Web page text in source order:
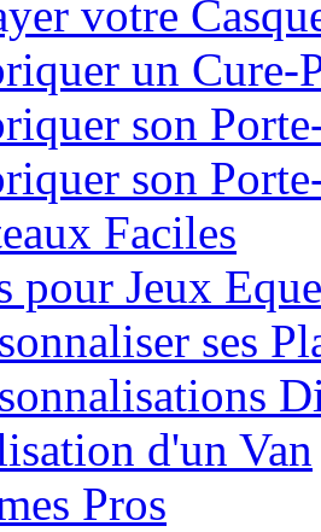
votre
un Cure-
son
son
Faciles
pour Jeux
ses
d'un Van
Pros